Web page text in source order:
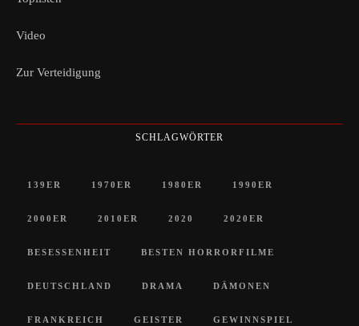
Video
Zur Verteidigung
SCHLAGWÖRTER
139ER 1970ER 1980ER 1990ER
2000ER 2010ER 2020 2020ER
BESESSENHEIT BESTEN HORRORFILME
DEUTSCHLAND DRAMA DÄMONEN
FRANKREICH GEISTER GEWINNSPIEL